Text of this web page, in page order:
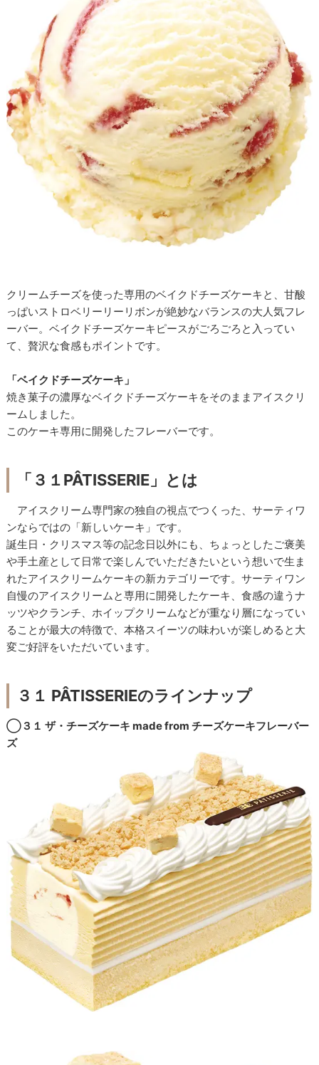
クリームチーズを使った専用のベイクドチーズケーキと、甘酸
っぱいストロベリーリーリボンが絶妙なバランスの大人気フレ
ーバー。ベイクドチーズケーキピースがごろごろと入ってい
て、贅沢な食感もポイントです。
「ベイクドチーズケーキ」
焼き菓子の濃厚なベイクドチーズケーキをそのままアイスクリ
ームしました。
このケーキ専用に開発したフレーバーです。
「３１PÂTISSERIE」とは
アイスクリーム専門家の独自の視点でつくった、サーティワ
ンならではの「新しいケーキ」です。
誕生日・クリスマス等の記念日以外にも、ちょっとしたご褒美
や手土産として日常で楽しんでいただきたいという想いで生ま
れたアイスクリームケーキの新カテゴリーです。サーティワン
自慢のアイスクリームと専用に開発したケーキ、食感の違うナ
ッツやクランチ、ホイップクリームなどが重なり層になってい
ることが最大の特徴で、本格スイーツの味わいが楽しめると大
変ご好評をいただいています。
３１ PÂTISSERIEのラインナップ
◯３１ ザ・チーズケーキ made from チーズケーキフレーバー
ズ